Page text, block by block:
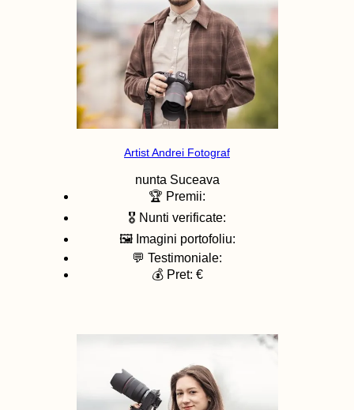
Artist Andrei Fotograf
nunta Suceava
🏆 Premii:
🎖️ Nunti verificate:
🖼️ Imagini portofoliu:
💬 Testimoniale:
💰 Pret: €